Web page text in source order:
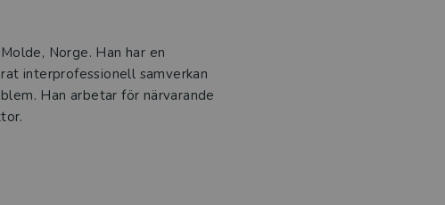
Norge. Han har en
interprofessionell samverkan
Han arbetar för närvarande